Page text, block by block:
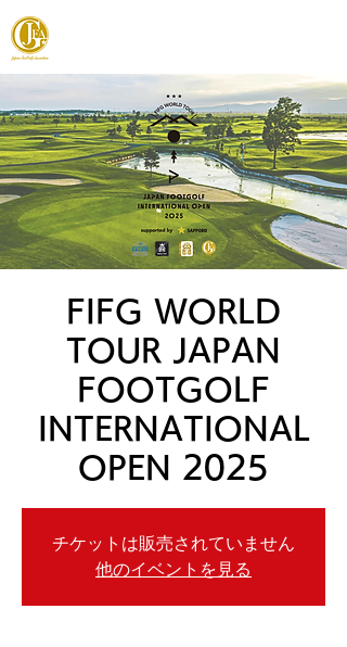
FIFG WORLD
TOUR JAPAN
FOOTGOLF
INTERNATIONAL
OPEN 2025
チケットは販売されていません
他のイベントを見る